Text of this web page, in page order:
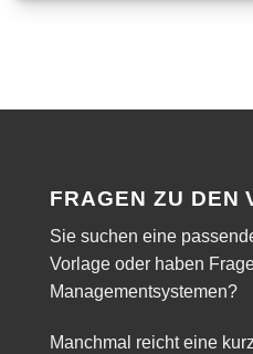
FRAGEN ZU DEN
Sie suchen eine
Vorlage oder haben
Managementsystemen?
Manchmal reicht eine